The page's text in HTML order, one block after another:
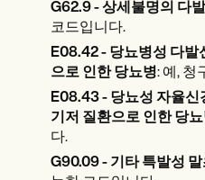
G62.9 - 상세불명의 다
코드입니다.
E08.42 - 당뇨병성 다발
으로 인한 당뇨병: 예, 청
E08.43 - 당뇨성 자율신
기저 질환으로 인한 당
다.
G90.09 - 기타 특발성